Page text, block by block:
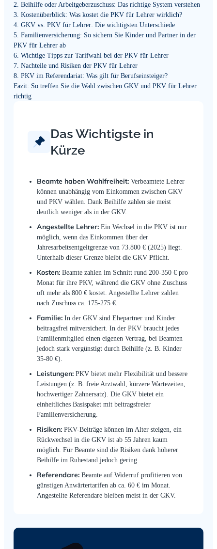
2. Beihilfe oder Arbeitgeberzuschuss: Das richtige System verstehen
3. Kostenüberblick: Was kostet die PKV für Lehrer wirklich?
4. GKV vs. PKV für Lehrer: Die wichtigsten Unterschiede
5. Familienversicherung: So sichern Sie Kinder und Partner in der
PKV für Lehrer ab
6. Wichtige Tipps zur Tarifwahl bei der PKV für Lehrer
7. Nachteile und Risiken der PKV für Lehrer
8. PKV im Referendariat: Was gilt für Berufseinsteiger?
Fazit: So treffen Sie die Wahl zwischen GKV und PKV für Lehrer
richtig
Das Wichtigste in
Kürze
Beamte haben Wahlfreiheit: Verbeamtete Lehrer
können unabhängig vom Einkommen zwischen GKV
und PKV wählen. Dank Beihilfe zahlen sie meist
deutlich weniger als in der GKV.
Angestellte Lehrer: Ein Wechsel in die PKV ist nur
möglich, wenn das Einkommen über der
Jahresarbeitsentgeltgrenze von 73.800 € (2025) liegt.
Unterhalb dieser Grenze bleibt die GKV Pflicht.
Kosten: Beamte zahlen im Schnitt rund 200-350 € pro
Monat für ihre PKV, während die GKV ohne Zuschuss
oft mehr als 800 € kostet. Angestellte Lehrer zahlen
nach Zuschuss ca. 175-275 €.
Familie: In der GKV sind Ehepartner und Kinder
beitragsfrei mitversichert. In der PKV braucht jedes
Familienmitglied einen eigenen Vertrag, bei Beamten
jedoch stark vergünstigt durch Beihilfe (z. B. Kinder
35-80 €).
Leistungen: PKV bietet mehr Flexibilität und bessere
Leistungen (z. B. freie Arztwahl, kürzere Wartezeiten,
hochwertiger Zahnersatz). Die GKV bietet ein
einheitliches Basispaket mit beitragsfreier
Familienversicherung.
Risiken: PKV-Beiträge können im Alter steigen, ein
Rückwechsel in die GKV ist ab 55 Jahren kaum
möglich. Für Beamte sind die Risiken dank höherer
Beihilfe im Ruhestand jedoch gering.
Referendare: Beamte auf Widerruf profitieren von
günstigen Anwärtertarifen ab ca. 60 € im Monat.
Angestellte Referendare bleiben meist in der GKV.